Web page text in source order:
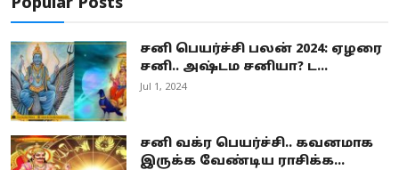
சனி பெயர்ச்சி பலன் 2024: ஏழரை
சனி.. அஷ்டம சனியா? ட...
Jul 1, 2024
சனி வக்ர பெயர்ச்சி.. கவனமாக
இருக்க வேண்டிய ராசிக்க...